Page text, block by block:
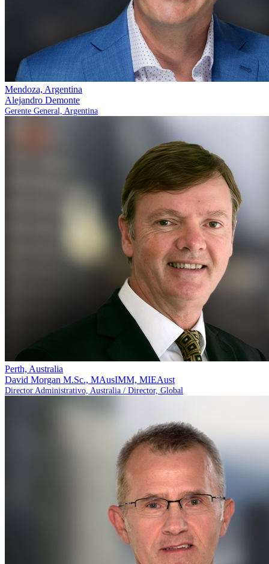
Mendoza, Argentina
Alejandro Demonte
Gerente General, Argentina
Perth, Australia
David Morgan M.Sc., MAusIMM, MIEAust
Director Administrativo, Australia / Director, Global